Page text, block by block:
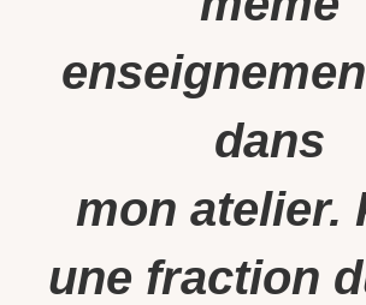
dans
mon atelier.
une fraction